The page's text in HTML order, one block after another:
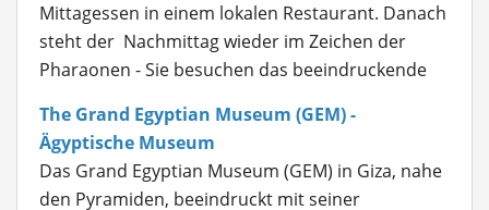
Mittagessen in einem lokalen Restaurant. Danach
steht der Nachmittag wieder im Zeichen der
Pharaonen - Sie besuchen das beeindruckende
The Grand Egyptian Museum (GEM) -
Ägyptische Museum
Das Grand Egyptian Museum (GEM) in Giza, nahe
den Pyramiden, beeindruckt mit seiner